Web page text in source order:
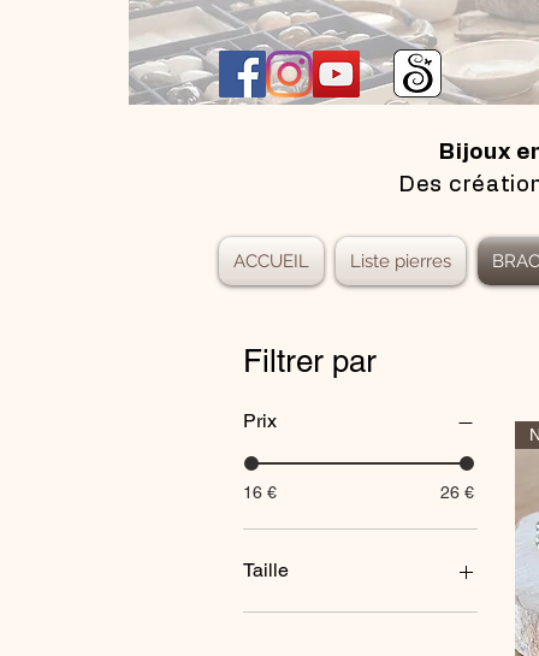
Bijoux
Des
ACCUEIL Liste pierres
Filtrer par
Prix
16 € 26 €
Taille
14cm